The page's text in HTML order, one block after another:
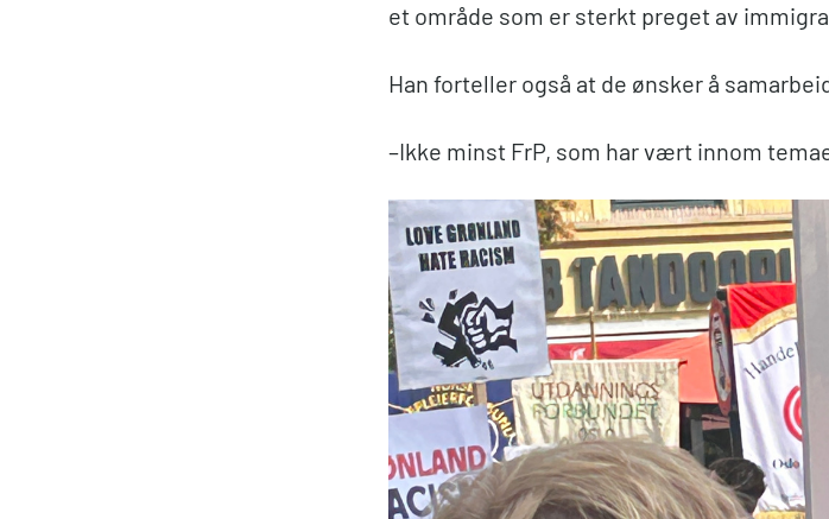
et område som er sterkt preget av
Han forteller også at de ønsker å
–Ikke minst FrP, som har vært innom